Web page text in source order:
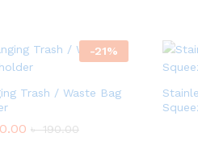
-21%
Trash / Waste Bag
৳190.00